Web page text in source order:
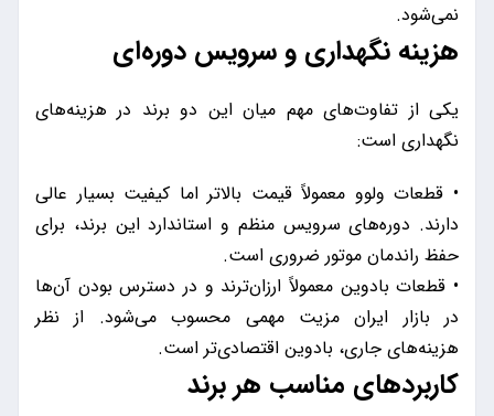
نمی‌شود.
هزینه نگهداری و سرویس دوره‌ای
یکی از تفاوت‌های مهم میان این دو برند در هزینه‌های
نگهداری است:
• قطعات ولوو معمولاً قیمت بالاتر اما کیفیت بسیار عالی
دارند. دوره‌های سرویس منظم و استاندارد این برند، برای
حفظ راندمان موتور ضروری است.
• قطعات بادوین معمولاً ارزان‌ترند و در دسترس بودن آن‌ها
در بازار ایران مزیت مهمی محسوب می‌شود. از نظر
هزینه‌های جاری، بادوین اقتصادی‌تر است.
کاربردهای مناسب هر برند